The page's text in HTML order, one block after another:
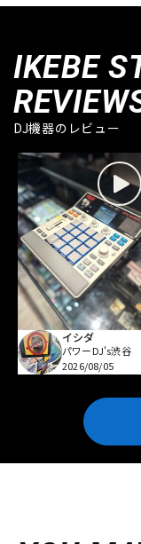
IKEBE
DJ機器のレビュー
イシダ
パワーDJ's渋谷
2026/08/05